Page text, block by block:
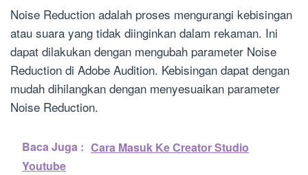
Noise Reduction adalah proses mengurangi kebisingan
atau suara yang tidak diinginkan dalam rekaman. Ini
dapat dilakukan dengan mengubah parameter Noise
Reduction di Adobe Audition. Kebisingan dapat dengan
mudah dihilangkan dengan menyesuaikan parameter
Noise Reduction.
Baca Juga : Cara Masuk Ke Creator Studio
Youtube